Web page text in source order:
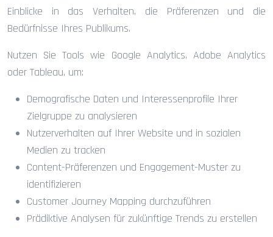
Einblicke in das Verhalten, die Präferenzen und die
Bedürfnisse Ihres Publikums.
Nutzen Sie Tools wie Google Analytics, Adobe Analytics
oder Tableau, um:
Demografische Daten und Interessenprofile Ihrer
Zielgruppe zu analysieren
Nutzerverhalten auf Ihrer Website und in sozialen
Medien zu tracken
Content-Präferenzen und Engagement-Muster zu
identifizieren
Customer Journey Mapping durchzuführen
Prädiktive Analysen für zukünftige Trends zu erstellen